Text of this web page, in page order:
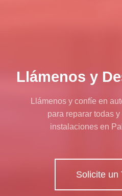
Llámenos y
Llámenos y confíe en
para reparar todas
instalaciones en
Solicite un